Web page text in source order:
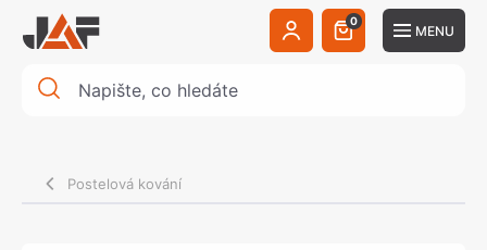
0
MENU
Postelová kování